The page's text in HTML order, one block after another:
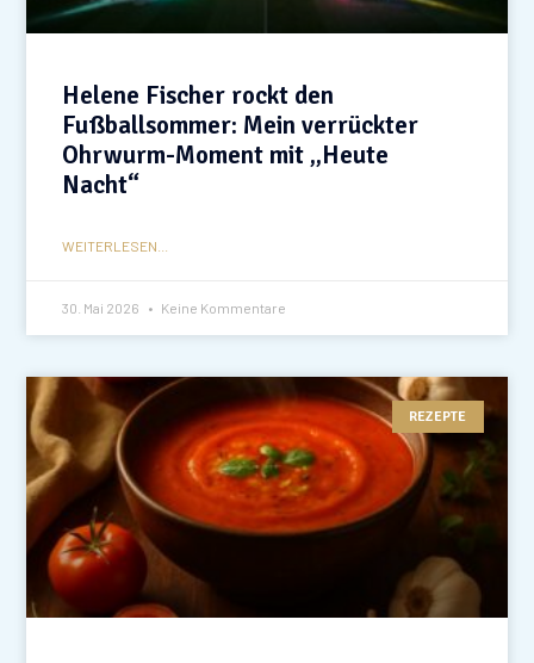
Helene Fischer rockt den
Fußballsommer: Mein verrückter
Ohrwurm-Moment mit „Heute
Nacht“
WEITERLESEN...
30. Mai 2026 Keine Kommentare
REZEPTE